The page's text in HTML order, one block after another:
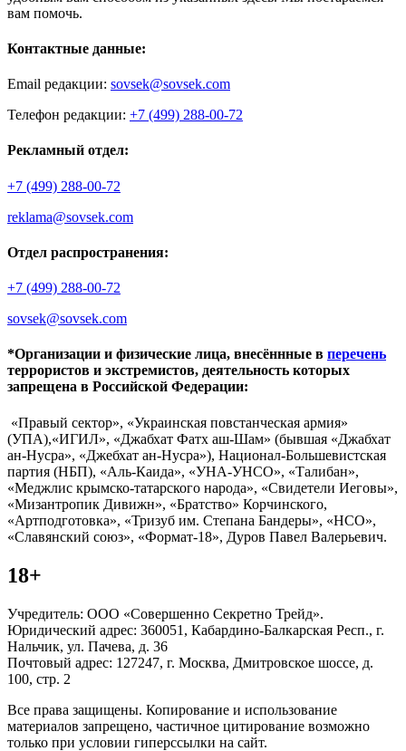
вам помочь.
Контактные данные:
Email редакции: sovsek@sovsek.com
Телефон редакции: +7 (499) 288-00-72
Рекламный отдел:
+7 (499) 288-00-72
reklama@sovsek.com
Отдел распространения:
+7 (499) 288-00-72
sovsek@sovsek.com
*Организации и физические лица, внесённные в перечень
террористов и экстремистов, деятельность которых
запрещена в Российской Федерации:
«Правый сектор», «Украинская повстанческая армия»
(УПА),«ИГИЛ», «Джабхат Фатх аш-Шам» (бывшая «Джабхат
ан-Нусра», «Джебхат ан-Нусра»), Национал-Большевистская
партия (НБП), «Аль-Каида», «УНА-УНСО», «Талибан»,
«Меджлис крымско-татарского народа», «Свидетели Иеговы»,
«Мизантропик Дивижн», «Братство» Корчинского,
«Артподготовка», «Тризуб им. Степана Бандеры», «НСО»,
«Славянский союз», «Формат-18», Дуров Павел Валерьевич.
18+
Учредитель: ООО «Совершенно Секретно Трейд».
Юридический адрес: 360051, Кабардино-Балкарская Респ., г.
Нальчик, ул. Пачева, д. 36
Почтовый адрес: 127247, г. Москва, Дмитровское шоссе, д.
100, стр. 2
Все права защищены. Копирование и использование
материалов запрещено, частичное цитирование возможно
только при условии гиперссылки на сайт.